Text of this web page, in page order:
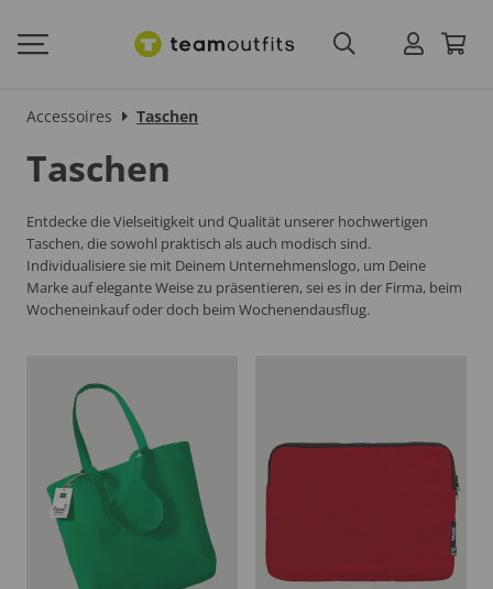
Accessoires Taschen
Taschen
Entdecke die Vielseitigkeit und Qualität unserer hochwertigen
Taschen, die sowohl praktisch als auch modisch sind.
Individualisiere sie mit Deinem Unternehmenslogo, um Deine
Marke auf elegante Weise zu präsentieren, sei es in der Firma, beim
Wocheneinkauf oder doch beim Wochenendausflug.